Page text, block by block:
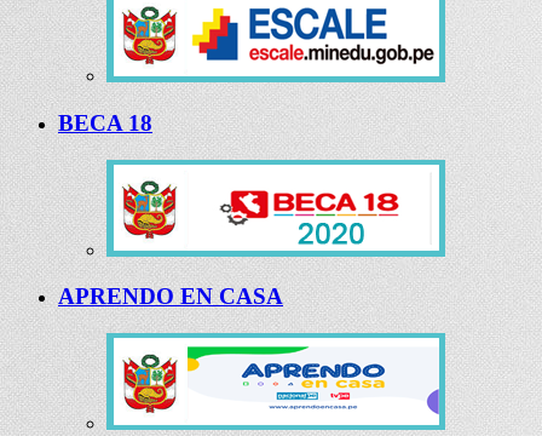
BECA 18
APRENDO EN CASA